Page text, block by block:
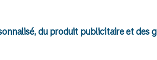
du produit publicitaire et des